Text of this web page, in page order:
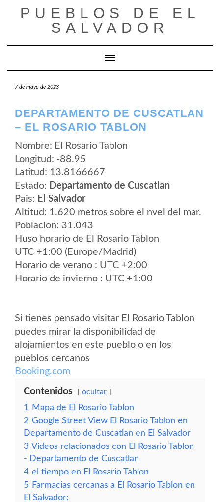
PUEBLOS DE EL
SALVADOR
Cambiar modo de navegación
7 de mayo de 2023
DEPARTAMENTO DE CUSCATLAN
– EL ROSARIO TABLON
Nombre: El Rosario Tablon
Longitud: -88.95
Latitud: 13.8166667
Estado: Departamento de Cuscatlan
Pais: El Salvador
Altitud: 1.620 metros sobre el nvel del mar.
Poblacion: 31.043
Huso horario de El Rosario Tablon
UTC +1:00 (Europe/Madrid)
Horario de verano : UTC +2:00
Horario de invierno : UTC +1:00
Si tienes pensado visitar El Rosario Tablon
puedes mirar la disponibilidad de
alojamientos en este pueblo o en los
pueblos cercanos
Booking.com
Contenidos ocultar
1
Mapa de El Rosario Tablon
2 Google Street View El Rosario Tablon en
Departamento de Cuscatlan en El Salvador
3 Vídeos relacionados con El Rosario Tablon
- Departamento de Cuscatlan
4 el tiempo en El Rosario Tablon
5 Farmacias cercanas a El Rosario Tablon en
El Salvador: